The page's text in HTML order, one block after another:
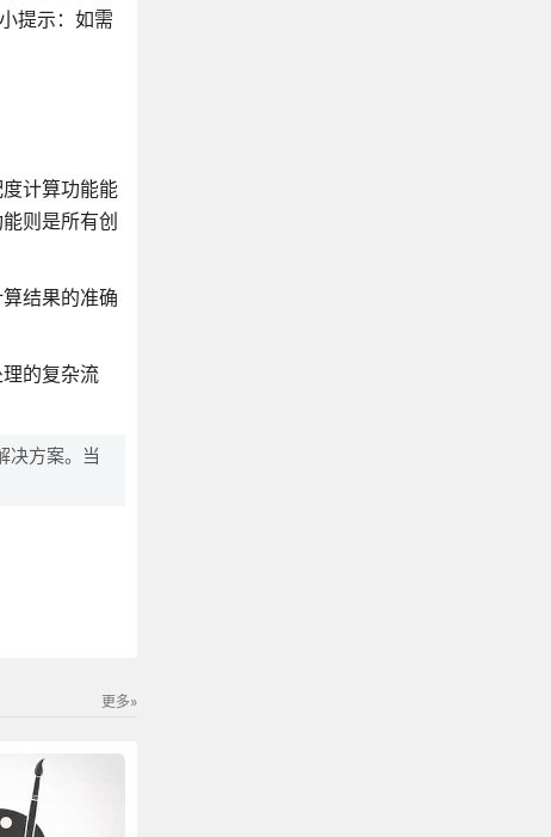
提示：如需
计算功能能
则是所有创
结果的准确
的复杂流
决方案。当
更多»